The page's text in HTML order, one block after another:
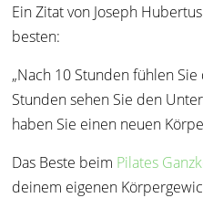
Ein Zitat von Joseph
besten:
„Nach 10 Stunden fühlen
Stunden sehen Sie den
haben Sie einen neuen
Das Beste beim Pilates
deinem eigenen